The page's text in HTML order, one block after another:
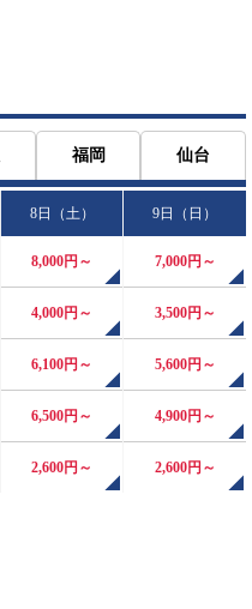
福岡 仙台
8日（土） 9日（日）
8,000円～ 7,000円～
4,000円～ 3,500円～
6,100円～ 5,600円～
6,500円～ 4,900円～
2,600円～ 2,600円～